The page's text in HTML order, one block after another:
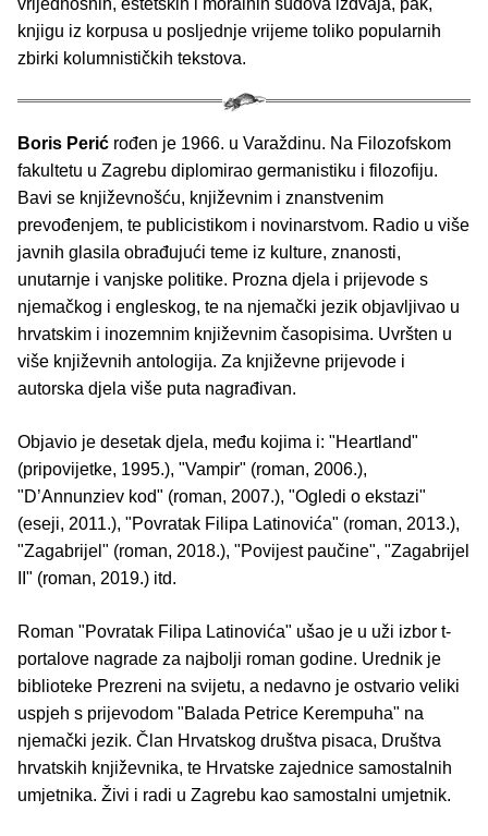
vrijednosnih, estetskih i moralnih sudova izdvaja, pak,
knjigu iz korpusa u posljednje vrijeme toliko popularnih
zbirki kolumnističkih tekstova.
Boris Perić rođen je 1966. u Varaždinu. Na Filozofskom
fakultetu u Zagrebu diplomirao germanistiku i filozofiju.
Bavi se književnošću, književnim i znanstvenim
prevođenjem, te publicistikom i novinarstvom. Radio u više
javnih glasila obrađujući teme iz kulture, znanosti,
unutarnje i vanjske politike. Prozna djela i prijevode s
njemačkog i engleskog, te na njemački jezik objavljivao u
hrvatskim i inozemnim književnim časopisima. Uvršten u
više književnih antologija. Za književne prijevode i
autorska djela više puta nagrađivan.
Objavio je desetak djela, među kojima i: "Heartland"
(pripovijetke, 1995.), "Vampir" (roman, 2006.),
"D’Annunziev kod" (roman, 2007.), "Ogledi o ekstazi"
(eseji, 2011.), "Povratak Filipa Latinovića" (roman, 2013.),
"Zagabrijel" (roman, 2018.), "Povijest paučine", "Zagabrijel
II" (roman, 2019.) itd.
Roman "Povratak Filipa Latinovića" ušao je u uži izbor t-
portalove nagrade za najbolji roman godine. Urednik je
biblioteke Prezreni na svijetu, a nedavno je ostvario veliki
uspjeh s prijevodom "Balada Petrice Kerempuha" na
njemački jezik. Član Hrvatskog društva pisaca, Društva
hrvatskih književnika, te Hrvatske zajednice samostalnih
umjetnika. Živi i radi u Zagrebu kao samostalni umjetnik.